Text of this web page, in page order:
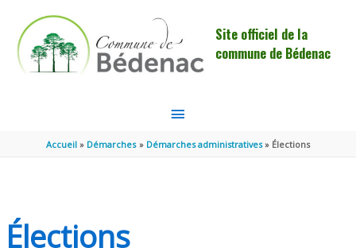
Site officiel de la
commune de Bédenac
MENU
PRINCIPAL
Accueil Démarches Démarches administratives Élections
Élections